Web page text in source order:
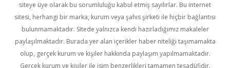
siteye üye olarak bu sorumluluğu kabul etmiş sayılırlar. Bu internet
sitesi, herhangi bir marka, kurum veya şahıs şirketi ile hiçbir bağlantısı
bulunmamaktadır. Sitede yalnızca kendi hazırladığımız makaleler
paylaşılmaktadır. Burada yer alan içerikler haber niteliği taşımamakta
olup, gerçek kurum ve kişiler hakkında paylaşım yapılmamaktadır.
Gerçek kurum ve kişiler ile isim benzerlikleri tamamen tesadüfidir.